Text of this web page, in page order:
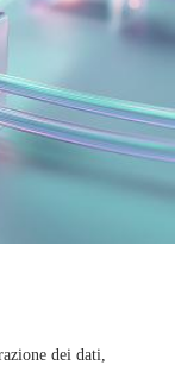
dei dati,